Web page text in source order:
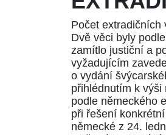
Počet extradičních
Dvě věci byly podle
zamítlo justiční a
vyžadujícím
o vydání
přihlédnutím k výši
podle německého
při řešení
německé z 24.